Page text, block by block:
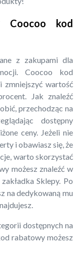
Coocoo kod
z zakupami dla
Coocoo kod
wartość
Jak znaleźć
przechodząc na
dostępny
ceny. Jeżeli nie
i obawiasz się, że
warto skorzystać
możesz znaleźć w
Sklepy. Po
na dedykowaną mu
dostępnych na
rabatowy możesz